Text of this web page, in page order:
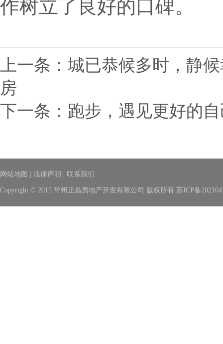
作树立了良好的口碑。
上一条： 城已恭候多时，静
房
下一条： 跑步，遇见更好的
网站地图 法律声明 联系我们
Copyright © 2015 常州正昌房地产开发有限公司 版权所有 苏ICP备